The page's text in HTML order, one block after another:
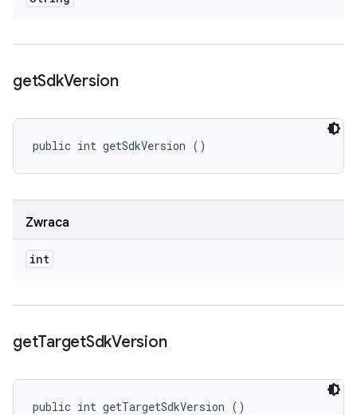
getSdkVersion
public int getSdkVersion ()
Zwraca
int
getTargetSdkVersion
public int getTargetSdkVersion ()